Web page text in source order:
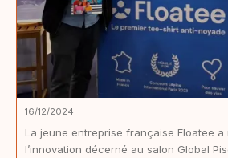
16/12/2024
La jeune entreprise française Floatee a
l’innovation décerné au salon Global